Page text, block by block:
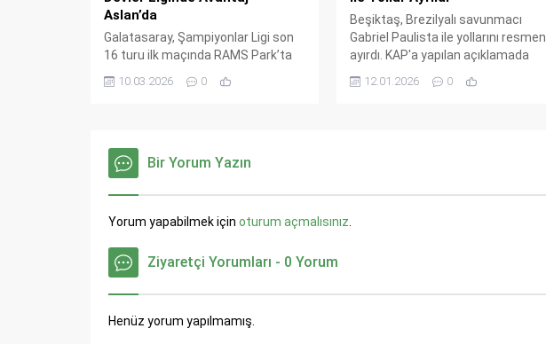
Aslan’da
Galatasaray, Şampiyonlar Ligi son
16 turu ilk maçında RAMS Park’ta
Lemina’nın erken golü ve Uğurcan
10.03.2026 0
Beşiktaş, Brezilyalı savunmacı
Gabriel Paulista ile yollarını resmen
ayırdı. KAP'a yapılan açıklamada
feshedildiği duyuruldu. İşte ayrılığın
12.01.2026 0
Bir Yorum Yazın
Yorum yapabilmek için oturum açmalısınız
Ziyaretçi Yorumları - 0 Yorum
Henüz yorum yapılmamış.